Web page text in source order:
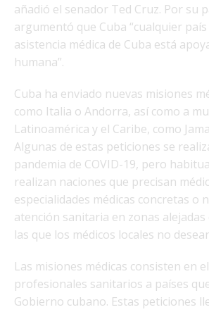
añadió el senador Ted Cruz. Por su
argumentó que Cuba “cualquier
asistencia médica de Cuba está
humana”.
Cuba ha enviado nuevas misiones
como Italia o Andorra, así como a
Latinoamérica y el Caribe, como
Algunas de estas peticiones se
pandemia de COVID-19, pero
realizan naciones que precisan
especialidades médicas concretas o
atención sanitaria en zonas
las que los médicos locales no
Las misiones médicas consisten en
profesionales sanitarios a países
Gobierno cubano. Estas peticiones